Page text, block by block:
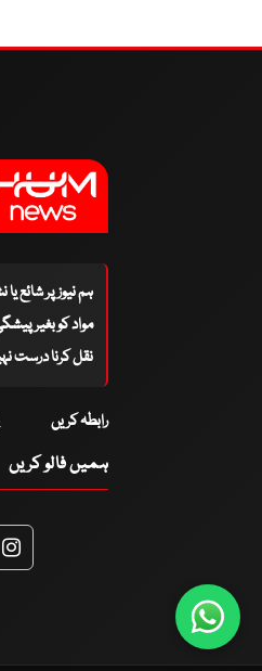
ہم نیوز پر شائع
مواد کو بغیر
نقل کرنا درست
رابطہ کریں
ہمیں فالو کریں
Facebook